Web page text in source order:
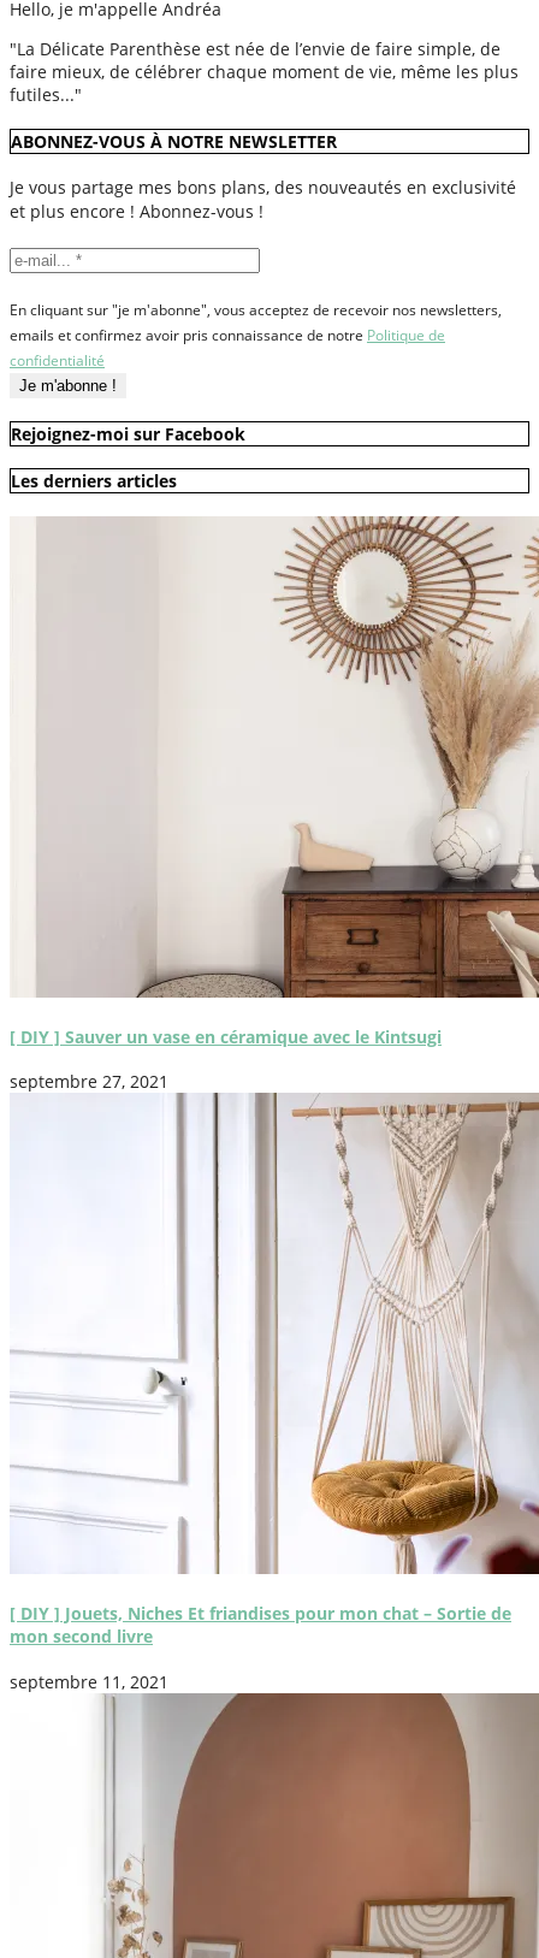
Hello, je m'appelle Andréa
"La Délicate Parenthèse est née de l’envie de faire simple, de
faire mieux, de célébrer chaque moment de vie, même les plus
futiles..."
ABONNEZ-VOUS À NOTRE NEWSLETTER
Je vous partage mes bons plans, des nouveautés en exclusivité
et plus encore ! Abonnez-vous !
En cliquant sur "je m'abonne", vous acceptez de recevoir nos newsletters,
emails et confirmez avoir pris connaissance de notre Politique de
confidentialité
Rejoignez-moi sur Facebook
Les derniers articles
[ DIY ] Sauver un vase en céramique avec le Kintsugi
septembre 27, 2021
[ DIY ] Jouets, Niches Et friandises pour mon chat – Sortie de
mon second livre
septembre 11, 2021